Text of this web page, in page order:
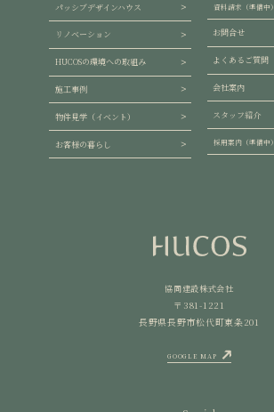
協同建設株式会社
〒381-1221
長野県長野市松代町東条201
GOOGLE MAP
パッシブデザインハウス
リノベーション
HUCOSの環境への取組み
施工事例
物件見学（イベント）
お客様の暮らし
資料請求（準備中）
お問合せ
よくあるご質問
会社案内
スタッフ紹介
採用案内（準備中）